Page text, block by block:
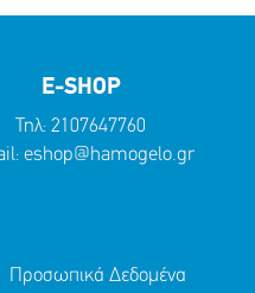
ΔΡΑΣΕ
E-SHOP
Τηλ: 2107647760
eshop@hamogelo.gr
Προσωπικά Δεδομένα